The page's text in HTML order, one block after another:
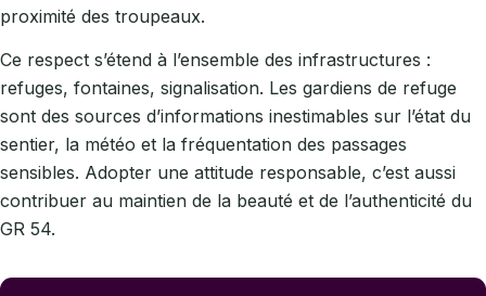
proximité des troupeaux.
Ce respect s’étend à l’ensemble des infrastructures :
refuges, fontaines, signalisation. Les gardiens de refuge
sont des sources d’informations inestimables sur l’état du
sentier, la météo et la fréquentation des passages
sensibles. Adopter une attitude responsable, c’est aussi
contribuer au maintien de la beauté et de l’authenticité du
GR 54.